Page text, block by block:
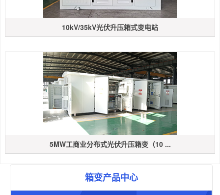
10kV/35kV光伏升压箱式变电站
5MW工商业分布式光伏升压箱变（10 ...
箱变产品中心